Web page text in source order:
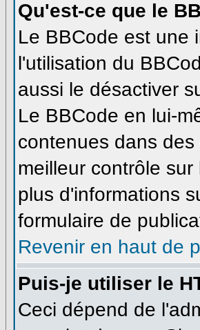
Qu'est-ce que le
Le BBCode est une
l'utilisation du
aussi le désactiver
Le BBCode en lui-
contenues dans
meilleur contrôle
plus d'informations
formulaire de
Revenir en haut de
Puis-je utiliser le
Ceci dépend de